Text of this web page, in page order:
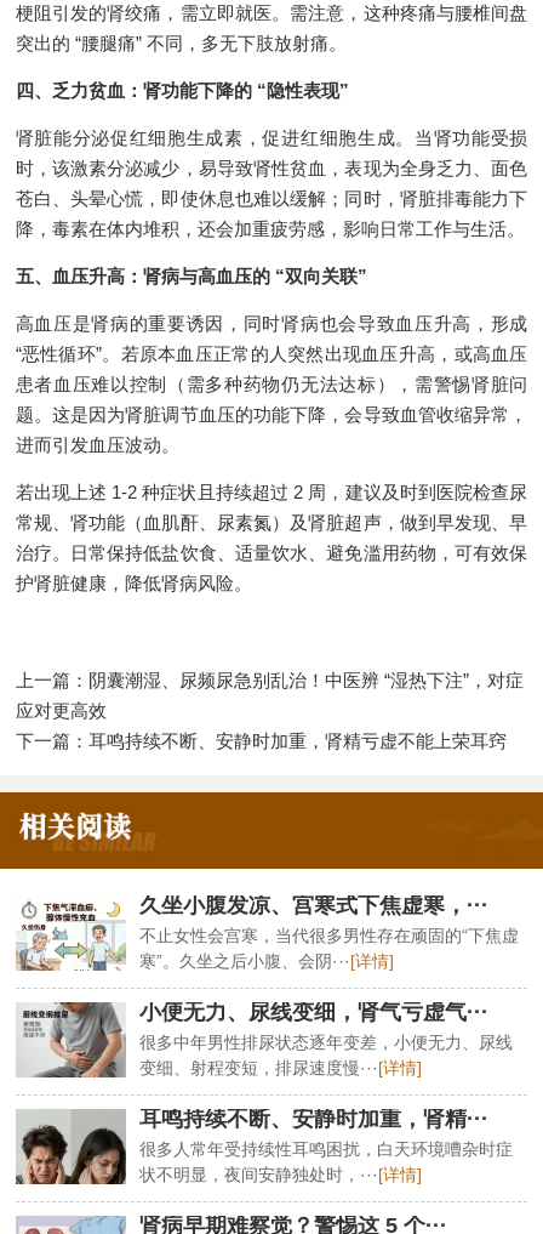
梗阻引发的肾绞痛，需立即就医。需注意，这种疼痛与腰椎间盘
突出的 “腰腿痛” 不同，多无下肢放射痛。
四、乏力贫血：肾功能下降的 “隐性表现”
肾脏能分泌促红细胞生成素，促进红细胞生成。当肾功能受损
时，该激素分泌减少，易导致肾性贫血，表现为全身乏力、面色
苍白、头晕心慌，即使休息也难以缓解；同时，肾脏排毒能力下
降，毒素在体内堆积，还会加重疲劳感，影响日常工作与生活。
五、血压升高：肾病与高血压的 “双向关联”
高血压是肾病的重要诱因，同时肾病也会导致血压升高，形成
“恶性循环”。若原本血压正常的人突然出现血压升高，或高血压
患者血压难以控制（需多种药物仍无法达标），需警惕肾脏问
题。这是因为肾脏调节血压的功能下降，会导致血管收缩异常，
进而引发血压波动。
若出现上述 1-2 种症状且持续超过 2 周，建议及时到医院检查尿
常规、肾功能（血肌酐、尿素氮）及肾脏超声，做到早发现、早
治疗。日常保持低盐饮食、适量饮水、避免滥用药物，可有效保
护肾脏健康，降低肾病风险。
上一篇： 阴囊潮湿、尿频尿急别乱治！中医辨 “湿热下注”，对症
应对更高效
下一篇： 耳鸣持续不断、安静时加重，肾精亏虚不能上荣耳窍
久坐小腹发凉、宫寒式下焦虚寒，···
不止女性会宫寒，当代很多男性存在顽固的“下焦虚
寒”。久坐之后小腹、会阴···[详情]
小便无力、尿线变细，肾气亏虚气···
很多中年男性排尿状态逐年变差，小便无力、尿线
变细、射程变短，排尿速度慢···[详情]
耳鸣持续不断、安静时加重，肾精···
很多人常年受持续性耳鸣困扰，白天环境嘈杂时症
状不明显，夜间安静独处时，···[详情]
肾病早期难察觉？警惕这 5 个···